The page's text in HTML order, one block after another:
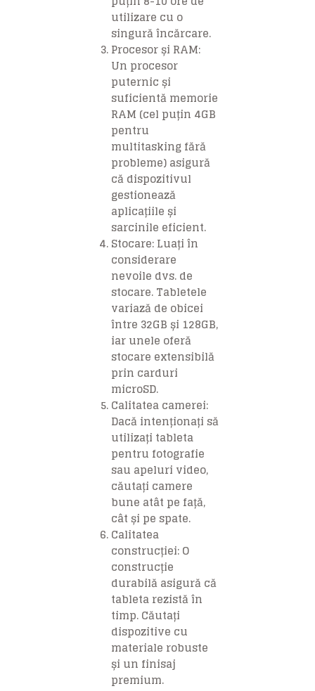
utilizare cu o
singură încărcare.
Procesor și RAM:
Un procesor
puternic și
suficientă memorie
RAM (cel puțin 4GB
pentru
multitasking fără
probleme) asigură
că dispozitivul
gestionează
aplicațiile și
sarcinile eficient.
Stocare: Luați în
considerare
nevoile dvs. de
stocare. Tabletele
variază de obicei
între 32GB și 128GB,
iar unele oferă
stocare extensibilă
prin carduri
microSD.
Calitatea camerei:
Dacă intenționați să
utilizați tableta
pentru fotografie
sau apeluri video,
căutați camere
bune atât pe față,
cât și pe spate.
Calitatea
construcției: O
construcție
durabilă asigură că
tableta rezistă în
timp. Căutați
dispozitive cu
materiale robuste
și un finisaj
premium.